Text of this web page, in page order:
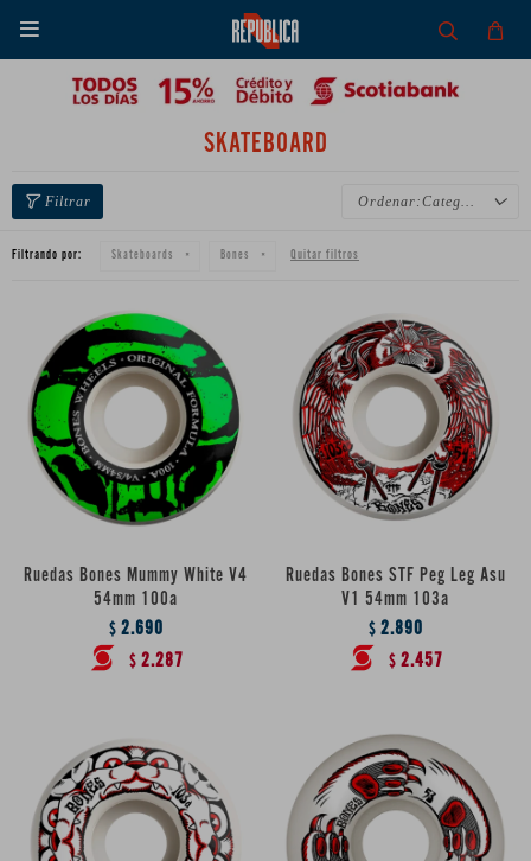

SKATEBOARD
Categoría
Filtrando por: Skateboards Bones Quitar filtros
Ruedas Bones Mummy White V4
54mm 100a
$ 2.690
$ 2.287
Ruedas Bones STF Peg Leg Asu
V1 54mm 103a
$ 2.890
$ 2.457